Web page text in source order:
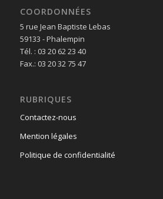
COORDONNÉES
5 rue Jean Baptiste Lebas
59133 - Phalempin
Tél. : 03 20 62 23 40
Fax.: 03 20 32 75 47
RUBRIQUES
Contactez-nous
Mention légales
Politique de confidentialité